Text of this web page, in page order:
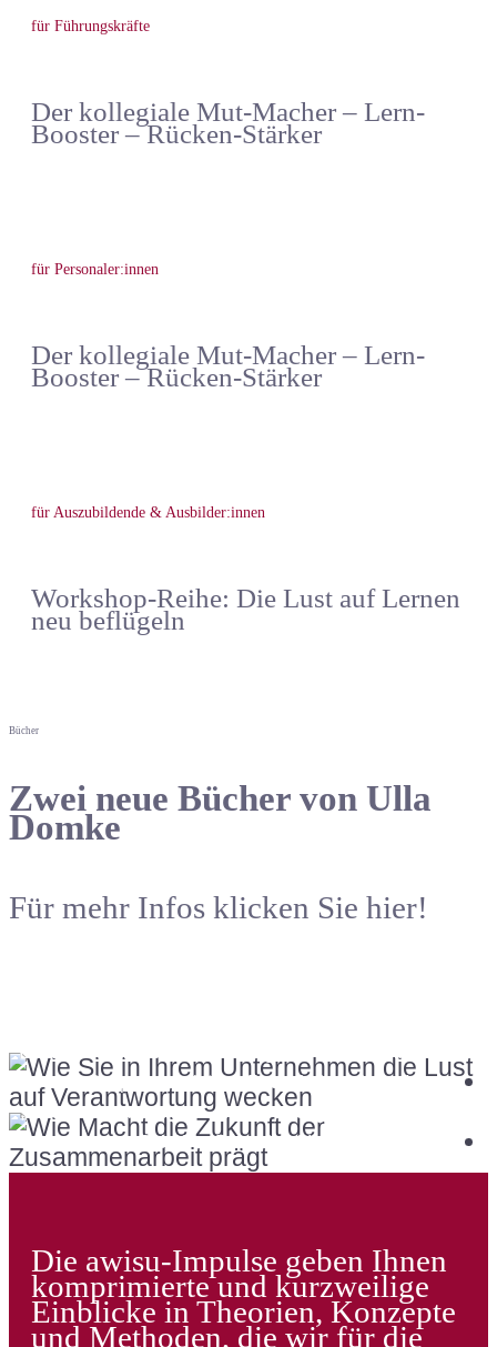
für Führungskräfte
Der kollegiale Mut-Macher – Lern-
Booster – Rücken-Stärker
für Personaler:innen
Der kollegiale Mut-Macher – Lern-
Booster – Rücken-Stärker
für Auszubildende & Ausbilder:innen
Workshop-Reihe: Die Lust auf Lernen
neu beflügeln
Bücher
Zwei neue Bücher von Ulla
Domke
Für mehr Infos klicken Sie hier!
Die zweite, aktualisierte Auflage ist ab sofort im Online-
Shop von Schäffer-Poeschel erhältlich!
„Flexibilität und Eigeninitiative in Organisationen“ ist ab
sofort im Schäffer-Poeschel-Verlag erhältlich!
Die awisu-Impulse geben Ihnen
komprimierte und kurzweilige
Einblicke in Theorien, Konzepte
und Methoden, die wir für die